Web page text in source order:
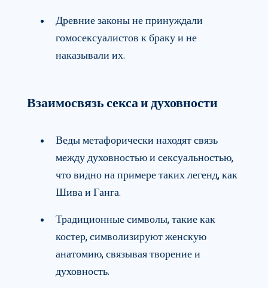
Древние законы не принуждали
гомосексуалистов к браку и не
наказывали их.
Взаимосвязь секса и духовности
Веды метафорически находят связь
между духовностью и сексуальностью,
что видно на примере таких легенд, как
Шива и Ганга.
Традиционные символы, такие как
костер, символизируют женскую
анатомию, связывая творение и
духовность.